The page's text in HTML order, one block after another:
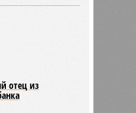
отец из